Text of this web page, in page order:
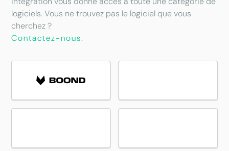
logiciels. Vous ne trouvez pas le logiciel que vous
cherchez ?
Contactez-nous.